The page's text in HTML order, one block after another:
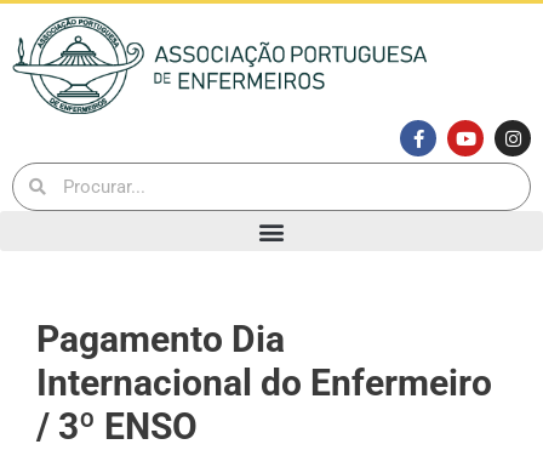
Pagamento Dia
Internacional do Enfermeiro
/ 3º ENSO